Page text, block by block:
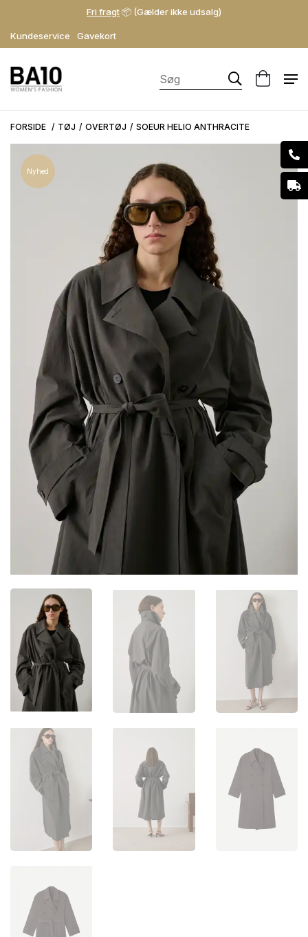
Kundeservice Gavekort
Fri fragt📦 (Gælder ikke udsalg)
FORSIDE TØJ OVERTØJ SOEUR HELIO ANTHRACITE
Nyhed